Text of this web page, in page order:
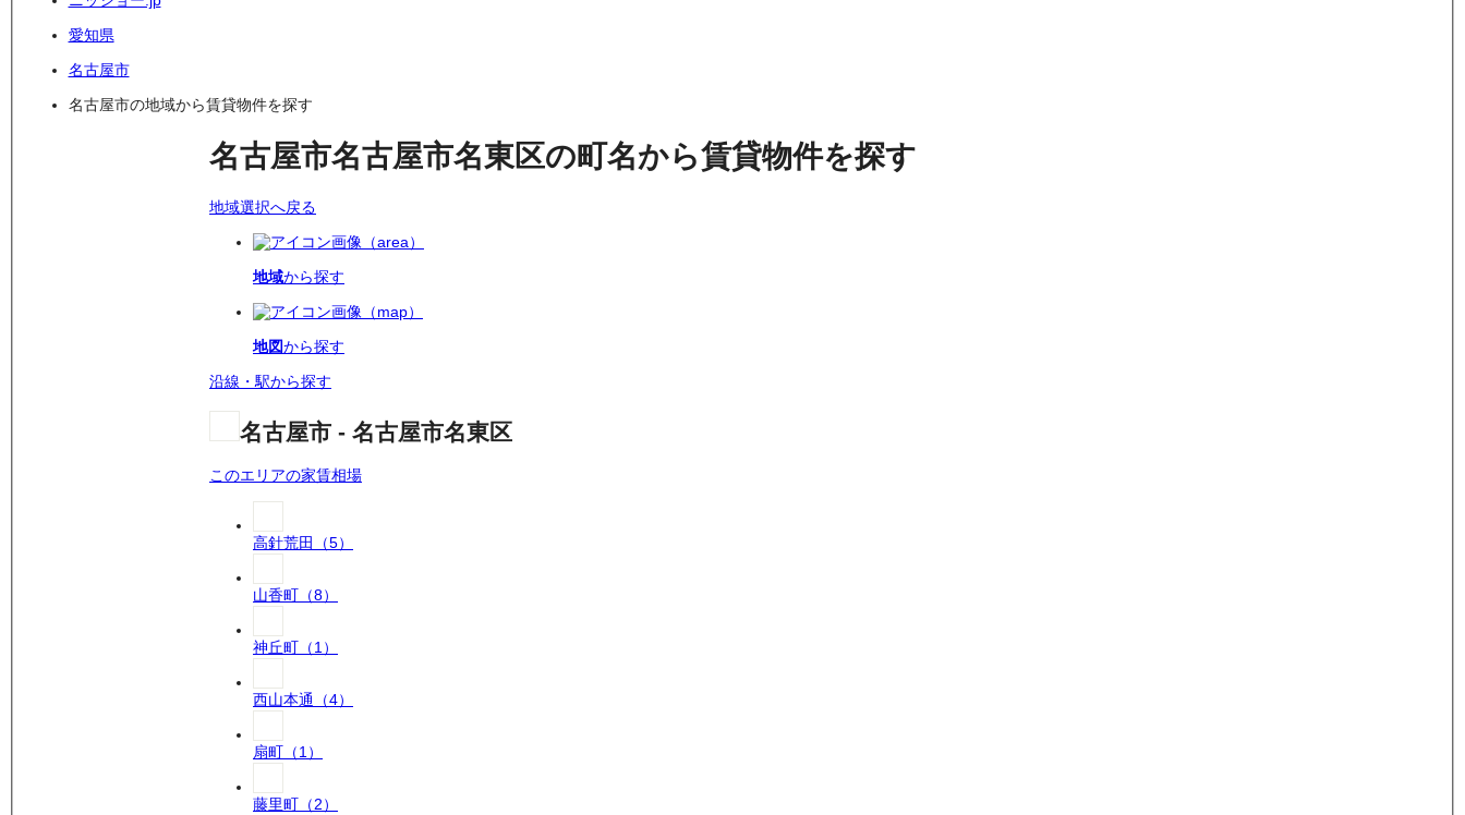
愛知県
名古屋市
名古屋市の地域から賃貸物件を探す
名古屋市名古屋市名東区の町名から賃貸物件を探す
地域選択へ戻る
地域から探す
地図から探す
沿線・駅から探す
名古屋市 - 名古屋市名東区
このエリアの家賃相場
高針荒田 （5）
山香町 （8）
神丘町 （1）
西山本通 （4）
扇町 （1）
藤里町 （2）